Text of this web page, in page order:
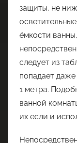
защиты, не
ёмкости
следует из
попадает
1 метра.
ванной
их если и